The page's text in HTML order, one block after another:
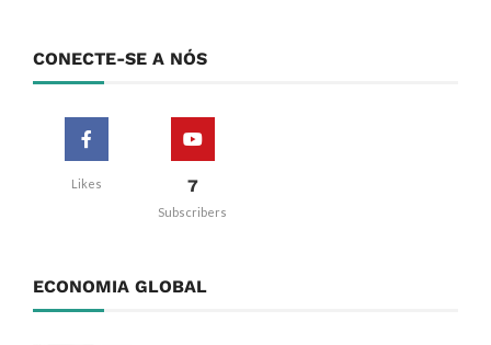
CONECTE-SE A NÓS
Likes 7
Subscribers
ECONOMIA GLOBAL